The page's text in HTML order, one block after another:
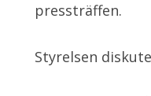
pressträffen.
Styrelsen